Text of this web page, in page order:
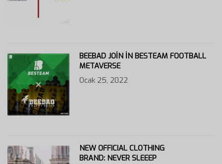
BEEBAD JOIN IN BESTEAM FOOTBALL
METAVERSE
Ocak 25, 2022
NEW OFFICIAL CLOTHING
BRAND: NEVER SLEEEP